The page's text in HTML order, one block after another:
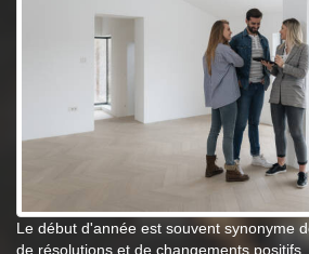
Le début d'année est souvent synonyme
de résolutions et de changements positifs.